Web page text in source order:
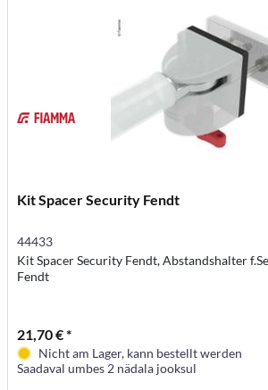
Kit Spacer Security Fendt
44433
Kit Spacer Security Fendt, Abstandshalter
Fendt
21,70 € *
Nicht am Lager, kann bestellt werden
Saadaval umbes 2 nädala jooksul